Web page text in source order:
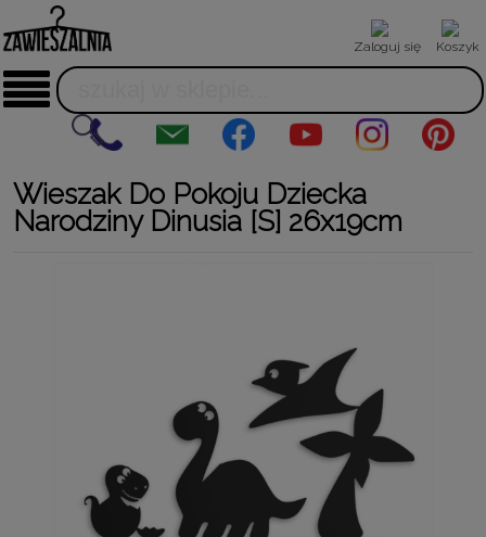
Zaloguj się Koszyk
Wieszak Do Pokoju Dziecka
Narodziny Dinusia [S] 26x19cm